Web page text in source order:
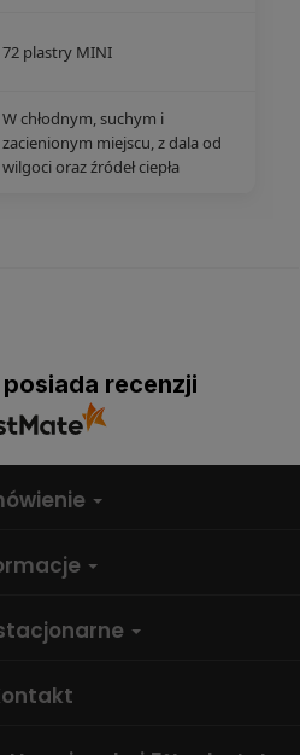
72 plastry MINI
W chłodnym, suchym i
zacienionym miejscu, z dala od
wilgoci oraz źródeł ciepła
recenzji